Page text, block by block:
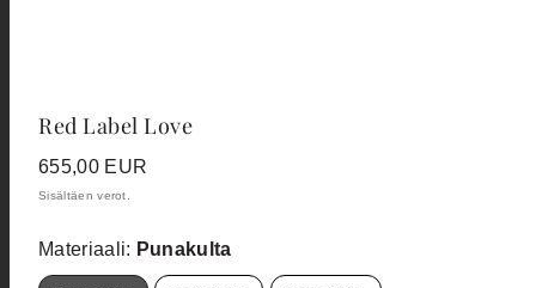
Red Label Love
Hinta
655,00 EUR
Sisältäen verot.
Materiaali: Punakulta